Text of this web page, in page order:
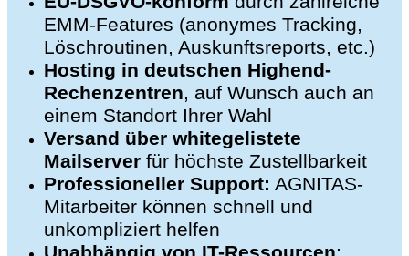
EMM-Features (anonymes Tracking,
Löschroutinen, Auskunftsreports, etc.)
Hosting in deutschen Highend-
Rechenzentren, auf Wunsch auch an
einem Standort Ihrer Wahl
Versand über whitegelistete
Mailserver für höchste Zustellbarkeit
Professioneller Support: AGNITAS-
Mitarbeiter können schnell und
unkompliziert helfen